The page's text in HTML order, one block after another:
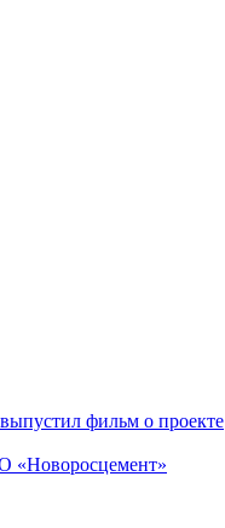
фильм о проекте
«Новоросцемент»